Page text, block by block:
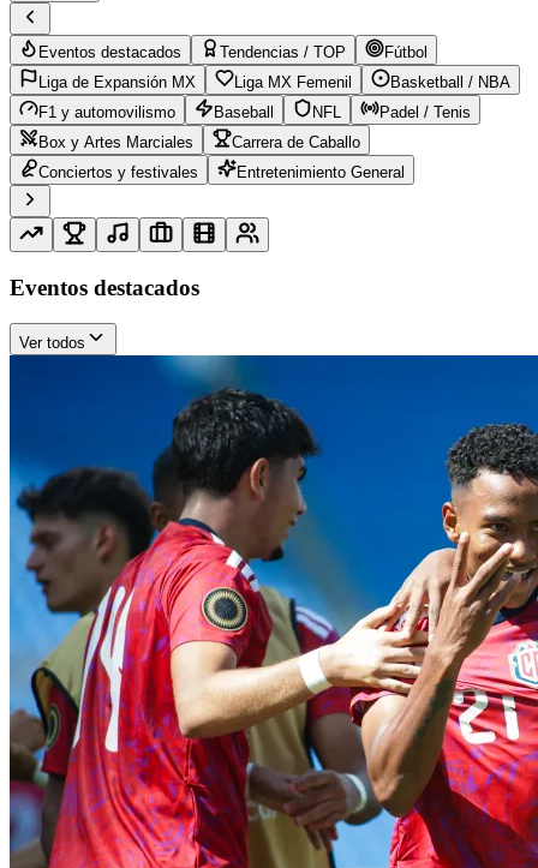
Eventos destacados Tendencias / TOP
Fútbol
Liga de Expansión MX
Liga MX Femenil
Basketball / NBA
F1 y automovilismo
Baseball NFL
Padel / Tenis
Box y Artes Marciales
Carrera de Caballo
Conciertos y festivales
Entretenimiento General
Eventos destacados
Ver todos